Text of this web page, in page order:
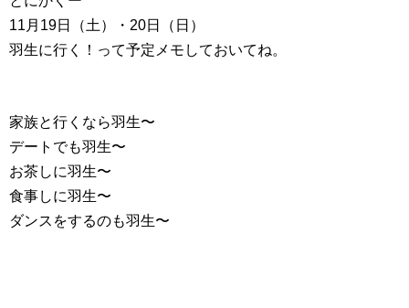
11月19日（土）・20日（日）
羽生に行く！って予定メモしておいてね。
家族と行くなら羽生〜
デートでも羽生〜
お茶しに羽生〜
食事しに羽生〜
ダンスをするのも羽生〜